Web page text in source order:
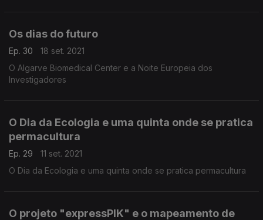
Os dias do futuro
Ep. 30
18 set. 2021
O Algarve Biomedical Center e a Noite Europeia dos
Investigadores
O Dia da Ecologia e uma quinta onde se pratica
permacultura
Ep. 29
11 set. 2021
O Dia da Ecologia e uma quinta onde se pratica permacultura
O projeto "expressPIK" e o mapeamento de